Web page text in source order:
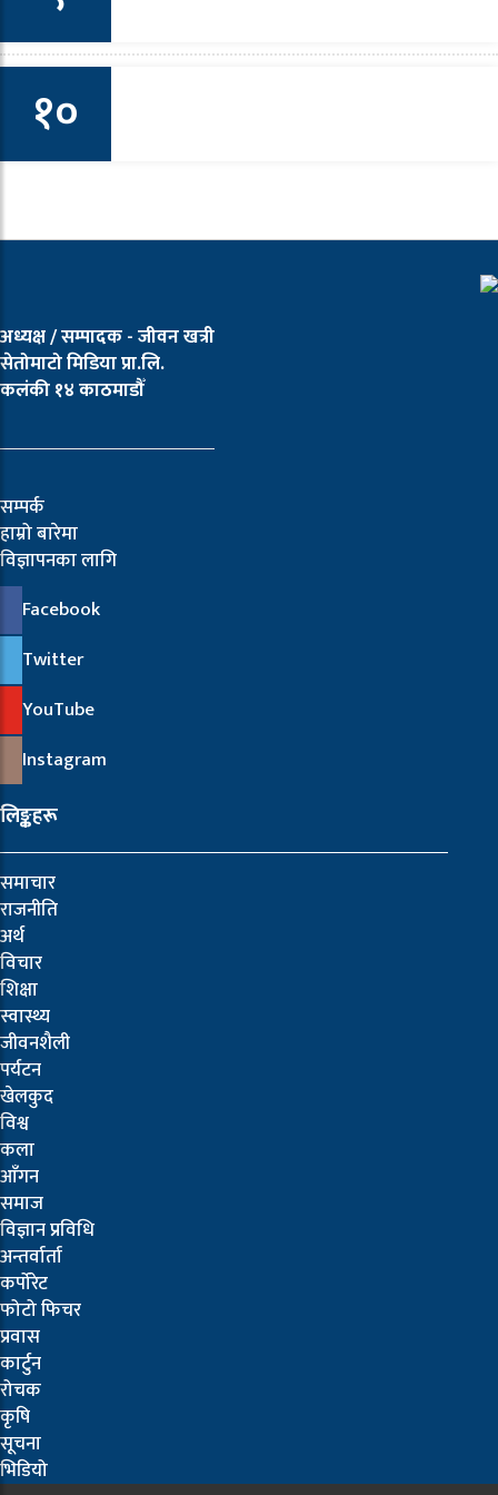
– शून्य राजमार्गको चिया पसल
१०
अध्यक्ष / सम्पादक - जीवन खत्री
सेतोमाटो मिडिया प्रा.लि.
कलंकी १४ काठमाडौँ
सम्पर्क
हाम्रो बारेमा
विज्ञापनका लागि
Facebook
Twitter
YouTube
Instagram
लिङ्कहरू
समाचार
राजनीति
अर्थ
विचार
शिक्षा
स्वास्थ्य
जीवनशैली
पर्यटन
खेलकुद
विश्व
कला
आँगन
समाज
विज्ञान प्रविधि
अन्तर्वार्ता
कर्पोरेट
फोटो फिचर
प्रवास
कार्टुन
रोचक
कृषि
सूचना
भिडियो